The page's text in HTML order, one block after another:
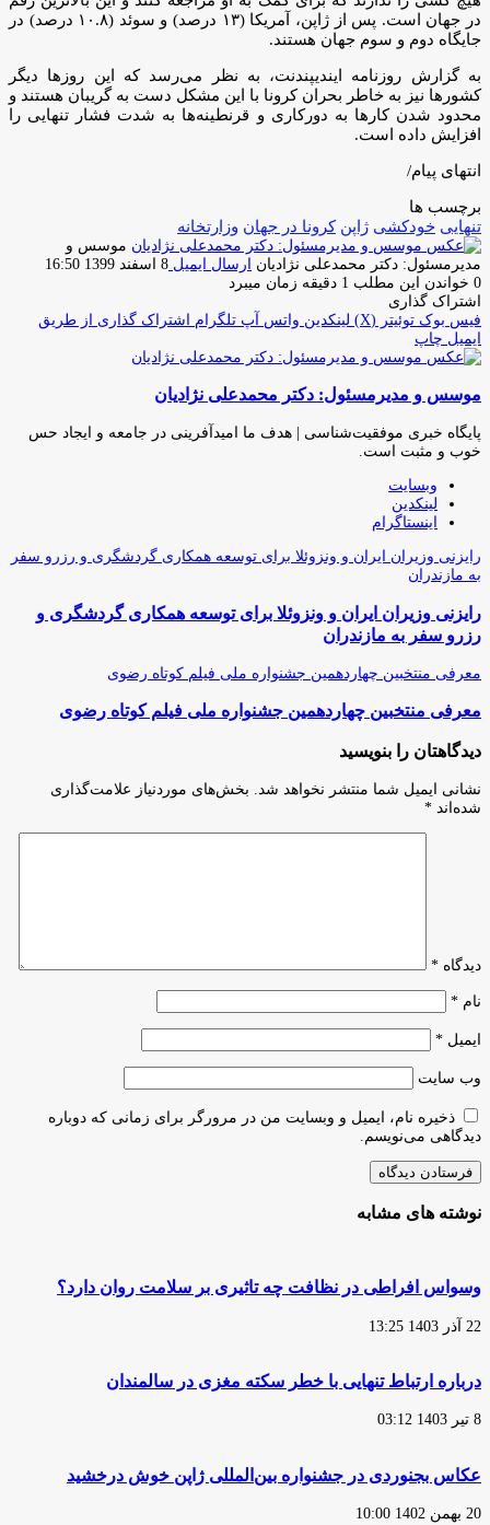
در جهان است. پس از ژاپن، آمریکا (۱۳ درصد) و سوئد (۱۰.۸ درصد) در
جایگاه دوم و سوم جهان هستند.
به گزارش روزنامه ایندیپندنت، به نظر می‌رسد که این روزها دیگر
کشورها نیز به خاطر بحران کرونا با این مشکل دست به گریبان هستند و
محدود شدن کارها به دورکاری و قرنطینه‌ها به شدت فشار تنهایی را
افزایش داده است.
انتهای پیام/
برچسب ها
تنهایی خودکشی ژاپن کرونا در جهان وزارتخانه
موسس و
مدیرمسئول: دکتر محمدعلی نژادیان ارسال ایمیل 8 اسفند 1399 16:50
0 خواندن این مطلب 1 دقیقه زمان میبرد
اشتراک گذاری
فیس بوک توئیتر (X) لینکدین واتس آپ تلگرام اشتراک گذاری از طریق
ایمیل چاپ
موسس و مدیرمسئول: دکتر محمدعلی نژادیان
پایگاه خبری موفقیت‌شناسی | هدف ما امیدآفرینی در جامعه و ایجاد حس
خوب و مثبت است.
وبسایت
لینکدین
اینستاگرام
رایزنی وزیران ایران و ونزوئلا برای توسعه همکاری گردشگری و رزرو سفر
به مازندران
رایزنی وزیران ایران و ونزوئلا برای توسعه همکاری گردشگری و
رزرو سفر به مازندران
معرفی منتخبین چهاردهمین جشنواره ملی فیلم کوتاه رضوی
معرفی منتخبین چهاردهمین جشنواره ملی فیلم کوتاه رضوی
دیدگاهتان را بنویسید
نشانی ایمیل شما منتشر نخواهد شد. بخش‌های موردنیاز علامت‌گذاری
شده‌اند *
دیدگاه *
نام *
ایمیل *
وب‌ سایت
ذخیره نام، ایمیل و وبسایت من در مرورگر برای زمانی که دوباره
دیدگاهی می‌نویسم.
نوشته های مشابه
وسواس افراطی در نظافت چه تاثیری بر سلامت روان دارد؟
22 آذر 1403 13:25
درباره ارتباط تنهایی با خطر سکته مغزی در سالمندان
8 تیر 1403 03:12
عکاس بجنوردی در جشنواره بین‌المللی ژاپن خوش درخشید
20 بهمن 1402 10:00